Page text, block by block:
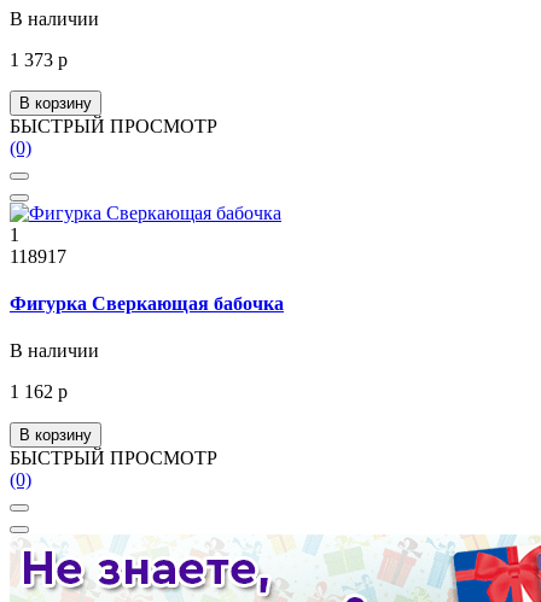
В наличии
1 373 р
В корзину
БЫСТРЫЙ ПРОСМОТР
(0)
1
118917
Фигурка Сверкающая бабочка
В наличии
1 162 р
В корзину
БЫСТРЫЙ ПРОСМОТР
(0)